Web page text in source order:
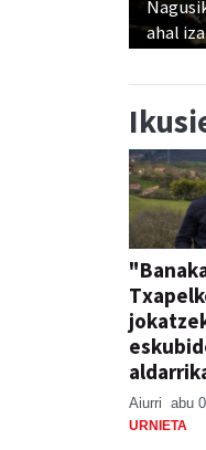
ahal
Aiurri abu
URNIETA